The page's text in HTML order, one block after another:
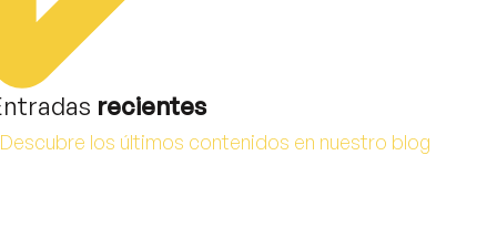
recientes
Descubre los últimos contenidos en nuestro blog